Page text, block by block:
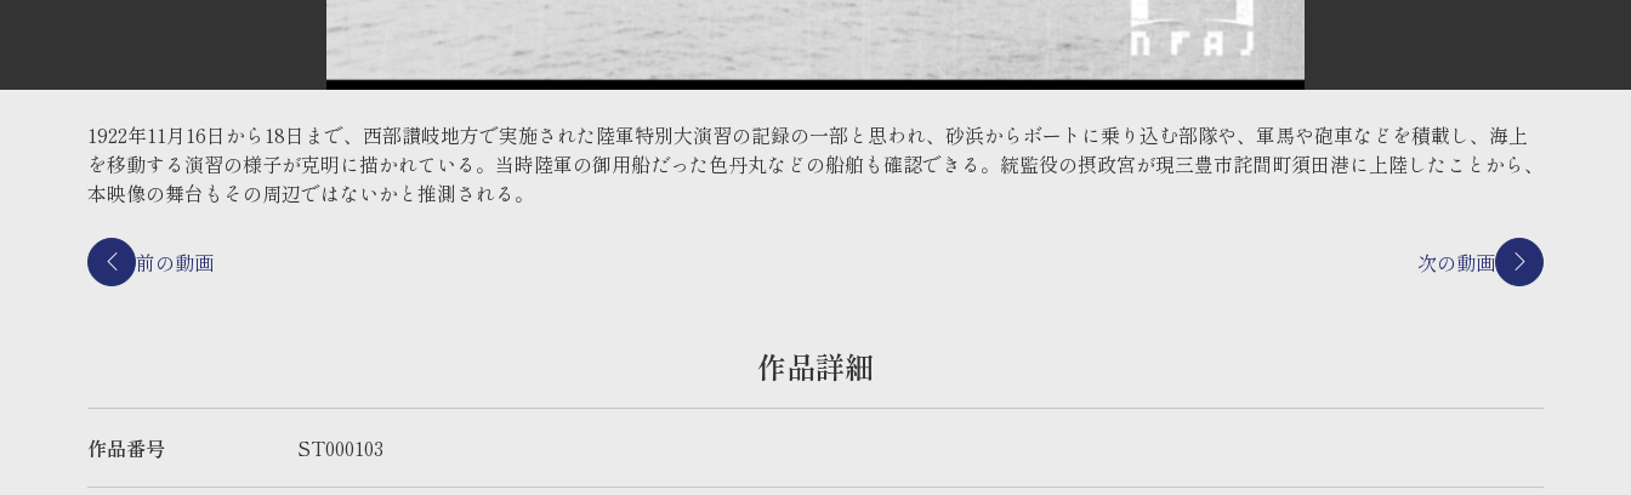
映像のご利用について
報道関係の皆様へ
1922年11月16日から18日まで、西部讃岐地方で実施された陸軍特別大演習の記録の一部と思われ、砂浜からボートに乗り込む部隊や、軍馬や砲車などを積載し、海上
を移動する演習の様子が克明に描かれている。当時陸軍の御用船だった色丹丸などの船舶も確認できる。統監役の摂政宮が現三豊市詫間町須田港に上陸したことから、
本映像の舞台もその周辺ではないかと推測される。
前の動画 次の動画
作品詳細
作品番号 ST000103